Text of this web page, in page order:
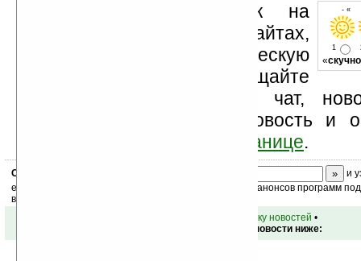
- «
1
«скучно
Устанавливайте линк на
Ладошки на своих сайтах,
изучайте коммерческую
информацию, посещайте
разделы сайта (форум, чат,
прочие). Оцените эту новость и
ниже на странице.
Скоро
и
ежедневный или еженедельный дайджест новостей, анонсов программ
ваш почтовый ящик.
вернуться к списку новостей •
Обсуждение этой новости ниже: